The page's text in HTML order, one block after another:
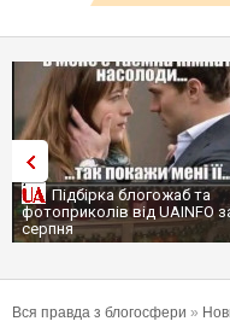
Підбірка блогожаб та
фотоприколів від UAINFO за
серпня
Вся правда з блогосфери »